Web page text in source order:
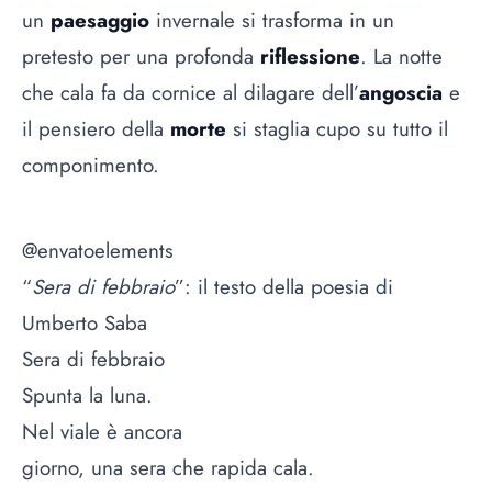
un paesaggio invernale si trasforma in un
pretesto per una profonda riflessione. La notte
che cala fa da cornice al dilagare dell’angoscia e
il pensiero della morte si staglia cupo su tutto il
componimento.
@envatoelements
“Sera di febbraio”: il testo della poesia di
Umberto Saba
Sera di febbraio
Spunta la luna.
Nel viale è ancora
giorno, una sera che rapida cala.